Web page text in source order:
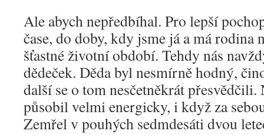
Ale abych nepředbíhal. Pro lepší
čase, do doby, kdy jsme já a má rodina
šťastné životní období. Tehdy nás
dědeček. Děda byl nesmírně hodný,
další se o tom nesčetněkrát
působil velmi energicky, i když za
Zemřel v pouhých sedmdesáti dvou